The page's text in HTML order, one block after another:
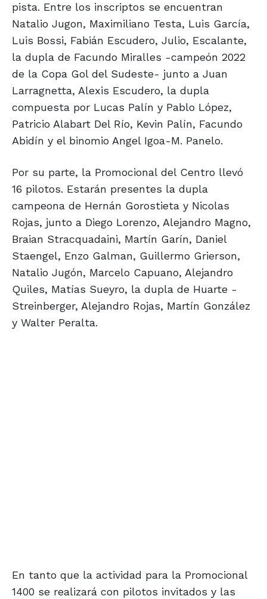
pista. Entre los inscriptos se encuentran
Natalio Jugon, Maximiliano Testa, Luis García,
Luis Bossi, Fabián Escudero, Julio, Escalante,
la dupla de Facundo Miralles -campeón 2022
de la Copa Gol del Sudeste- junto a Juan
Larragnetta, Alexis Escudero, la dupla
compuesta por Lucas Palín y Pablo López,
Patricio Alabart Del Río, Kevin Palín, Facundo
Abidín y el binomio Angel Igoa-M. Panelo.
Por su parte, la Promocional del Centro llevó
16 pilotos. Estarán presentes la dupla
campeona de Hernán Gorostieta y Nicolas
Rojas, junto a Diego Lorenzo, Alejandro Magno,
Braian Stracquadaini, Martín Garín, Daniel
Staengel, Enzo Galman, Guillermo Grierson,
Natalio Jugón, Marcelo Capuano, Alejandro
Quiles, Matías Sueyro, la dupla de Huarte -
Streinberger, Alejandro Rojas, Martín González
y Walter Peralta.
En tanto que la actividad para la Promocional
1400 se realizará con pilotos invitados y las